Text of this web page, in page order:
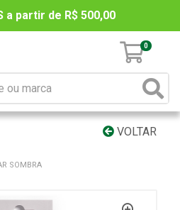
a partir de R$ 500,00
0
VOLTAR
SOMBRA